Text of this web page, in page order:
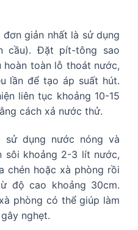
giản nhất là sử dụng
cầu). Đặt pít-tông sao
hoàn toàn lỗ thoát nước,
lần để tạo áp suất hút.
liên tục khoảng 10-15
cách xả nước thử.
sử dụng nước nóng và
sôi khoảng 2-3 lít nước,
chén hoặc xà phòng rồi
độ cao khoảng 30cm.
phòng có thể giúp làm
nghẹt.